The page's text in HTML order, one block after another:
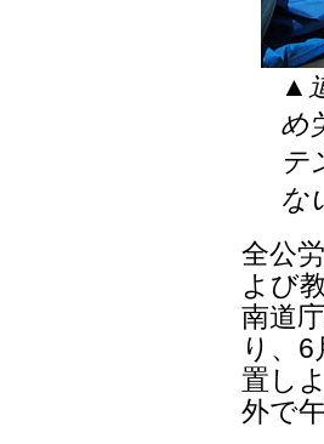
▲
め
テ
な
全公
よび
南道
り、
置し
外で